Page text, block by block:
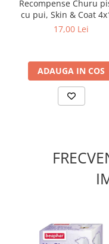
Produs fără coloranți
5 plicuri x 14 g
Recompense Churu
cu pui, Skin & Coat
17,00 Lei
ADAUGA IN COS